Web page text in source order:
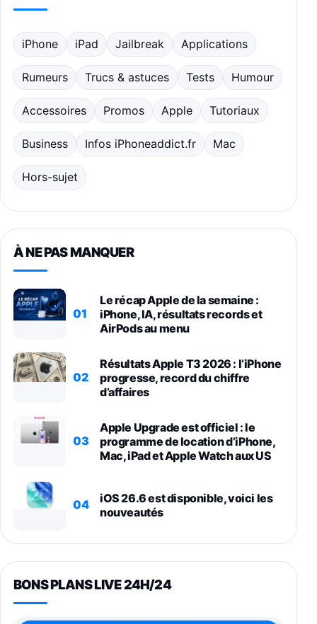
iPhone iPad Jailbreak Applications
Rumeurs Trucs & astuces Tests Humour
Accessoires Promos Apple Tutoriaux
Business Infos iPhoneaddict.fr Mac
Hors-sujet
À NE PAS MANQUER
01
Le récap Apple de la semaine :
iPhone, IA, résultats records et
AirPods au menu
02
Résultats Apple T3 2026 : l’iPhone
progresse, record du chiffre
d’affaires
03
Apple Upgrade est officiel : le
programme de location d’iPhone,
Mac, iPad et Apple Watch aux US
04
iOS 26.6 est disponible, voici les
nouveautés
BONS PLANS LIVE 24H/24